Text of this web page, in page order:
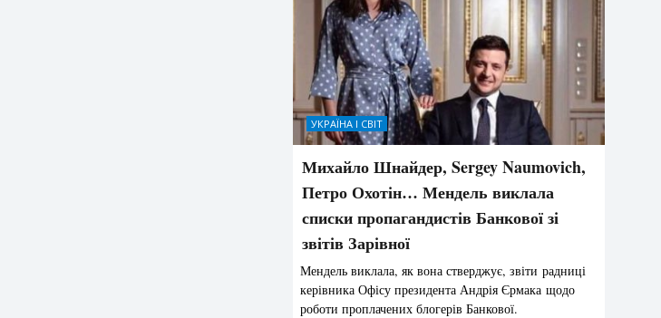
УКРАЇНА І СВІТ
Михайло Шнайдер, Sergey Naumovich,
Петро Охотін… Мендель виклала
списки пропагандистів Банкової зі
звітів Зарівної
Мендель виклала, як вона стверджує, звіти радниці
керівника Офісу президента Андрія Єрмака щодо
роботи проплачених блогерів Банкової.